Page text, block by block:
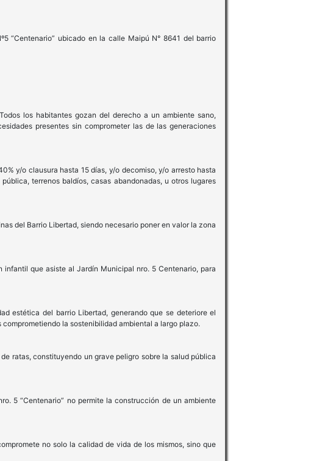
“Centenario” ubicado en la calle Maipú N° 8641 del barrio
los habitantes gozan del derecho a un ambiente sano,
presentes sin comprometer las de las generaciones
y/o clausura hasta 15 días, y/o decomiso, y/o arresto hasta
terrenos baldíos, casas abandonadas, u otros lugares
del Barrio Libertad, siendo necesario poner en valor la zona
que asiste al Jardín Municipal nro. 5 Centenario, para
estética del barrio Libertad, generando que se deteriore el
la sostenibilidad ambiental a largo plazo.
ratas, constituyendo un grave peligro sobre la salud pública
5 “Centenario” no permite la construcción de un ambiente
no solo la calidad de vida de los mismos, sino que